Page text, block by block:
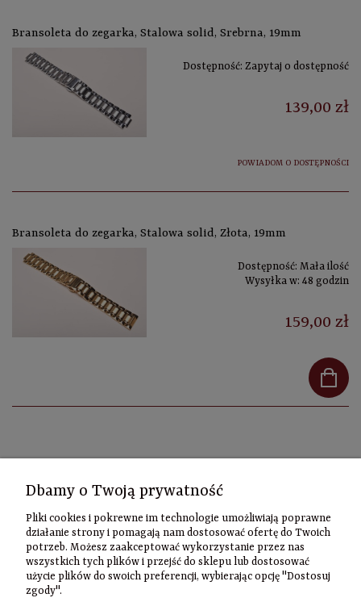
Bransoleta do zegarka, Stalowa solid, Srebrna, 19mm
Dostępność: Zapytaj o dostępność
139,00 zł
POWIADOM O DOSTĘPNOŚCI
Bransoleta do zegarka, Stalowa solid, Złota, 19mm
Dostępność: Mała ilość
Wysyłka w: 48 godzin
159,00 zł
Szybki
kontakt
Zamówienia
Dbamy o Twoją prywatność
Pliki cookies i pokrewne im technologie umożliwiają poprawne
działanie strony i pomagają nam dostosować ofertę do Twoich
potrzeb. Możesz zaakceptować wykorzystanie przez nas
wszystkich tych plików i przejść do sklepu lub dostosować
użycie plików do swoich preferencji, wybierając opcję "Dostosuj
zgody".